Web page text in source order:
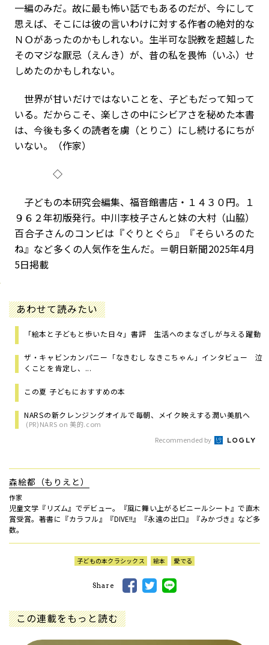
一編のみだ。故に最も怖い話でもあるのだが、今にして
思えば、そこには彼の言いわけに対する作者の絶対的な
ＮＯがあったのかもしれない。生半可な説教を超越した
そのマジな厭忌（えんき）が、昔の私を畏怖（いふ）せ
しめたのかもしれない。
世界が甘いだけではないことを、子どもだって知って
いる。だからこそ、楽しさの中にシビアさを秘めた本書
は、今後も多くの読者を虜（とりこ）にし続けるにちが
いない。（作家）
◇
子どもの本研究会編集、福音館書店・１４３０円。１
９６２年初版発行。中川李枝子さんと妹の大村（山脇）
百合子さんのコンビは『ぐりとぐら』『そらいろのた
ね』など多くの人気作を生んだ。＝朝日新聞2025年4月
5日掲載
あわせて読みたい
「絵本と子どもと歩いた日々」書評 生活へのまなざしが与える躍動
ザ・キャビンカンパニー「なきむし なきこちゃん」インタビュー 泣
くことを肯定し、...
この夏 子どもにおすすめの本
NARSの新クレンジングオイルで毎朝、メイク映えする潤い美肌へ
(PR)NARS on 美的.com
Recommended by
森絵都（もりえと）
作家
児童文学『リズム』でデビュー。『風に舞い上がるビニールシート』で直木
賞受賞。著書に『カラフル』『DIVE!!』『永遠の出口』『みかづき』など多
数。
子どもの本クラシックス 絵本 愛でる
Share
この連載をもっと読む